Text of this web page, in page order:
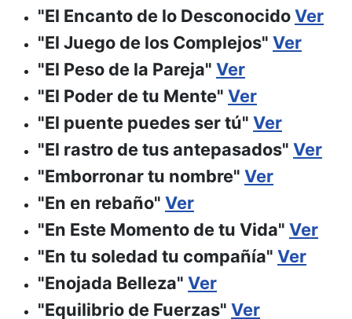
"El Encanto de lo DesconocidoVer
"El Juego de los Complejos" Ver
"El Peso de la Pareja" Ver
"El Poder de tu Mente" Ver
"El puente puedes ser tú" Ver
"El rastro de tus antepasados" Ver
"Emborronar tu nombre" Ver
"En en rebaño" Ver
"En Este Momento de tu Vida" Ver
"En tu soledad tu compañía" Ver
"Enojada Belleza" Ver
"Equilibrio de Fuerzas" Ver